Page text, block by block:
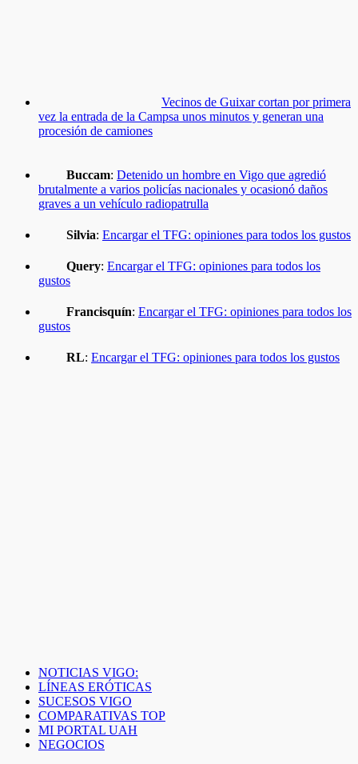
Vecinos de Guixar cortan por primera
vez la entrada de la Campsa unos minutos y generan una
procesión de camiones
Buccam: Detenido un hombre en Vigo que agredió
brutalmente a varios policías nacionales y ocasionó daños
graves a un vehículo radiopatrulla
Silvia: Encargar el TFG: opiniones para todos los gustos
Query: Encargar el TFG: opiniones para todos los
gustos
Francisquín: Encargar el TFG: opiniones para todos los
gustos
RL: Encargar el TFG: opiniones para todos los gustos
NOTICIAS VIGO:
LÍNEAS ERÓTICAS
SUCESOS VIGO
COMPARATIVAS TOP
MI PORTAL UAH
NEGOCIOS